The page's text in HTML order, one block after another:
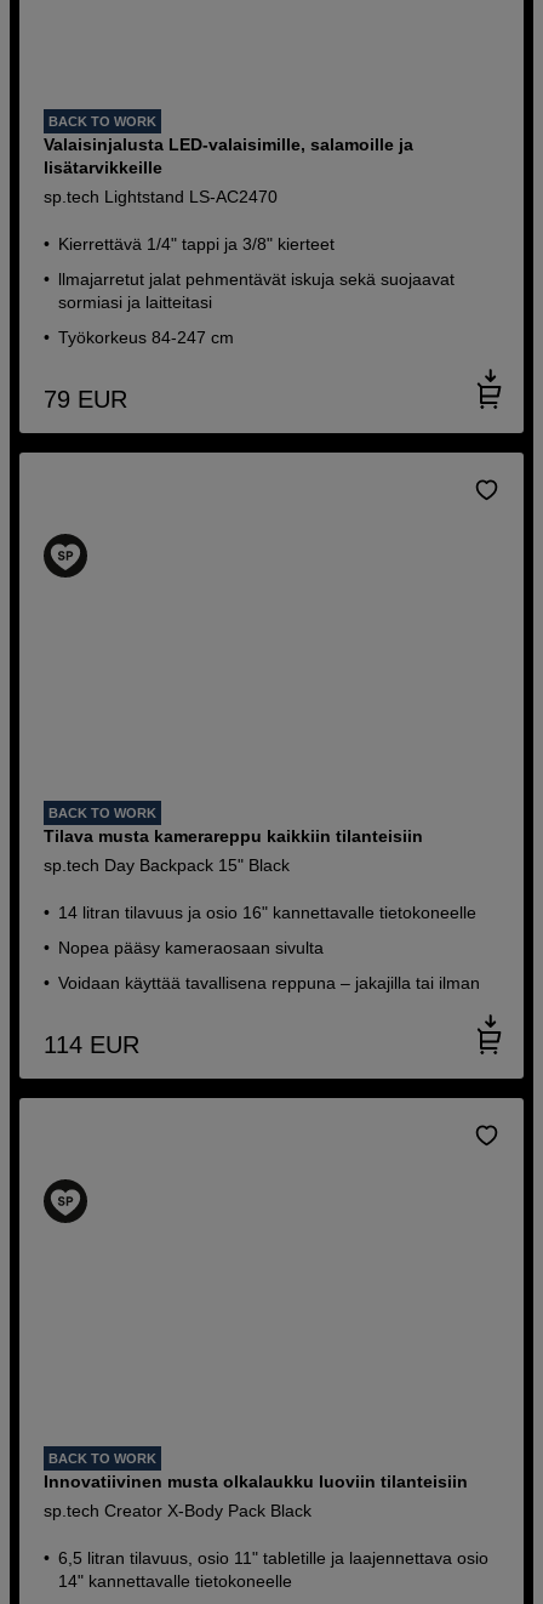
BACK TO WORK
Valaisinjalusta LED-valaisimille, salamoille ja
lisätarvikkeille
sp.tech Lightstand LS-AC2470
Kierrettävä 1/4" tappi ja 3/8" kierteet
llmajarretut jalat pehmentävät iskuja sekä suojaavat
sormiasi ja laitteitasi
Työkorkeus 84-247 cm
79 EUR
BACK TO WORK
Tilava musta kamerareppu kaikkiin tilanteisiin
sp.tech Day Backpack 15" Black
14 litran tilavuus ja osio 16" kannettavalle tietokoneelle
Nopea pääsy kameraosaan sivulta
Voidaan käyttää tavallisena reppuna – jakajilla tai ilman
114 EUR
BACK TO WORK
Innovatiivinen musta olkalaukku luoviin tilanteisiin
sp.tech Creator X-Body Pack Black
6,5 litran tilavuus, osio 11" tabletille ja laajennettava osio
14" kannettavalle tietokoneelle